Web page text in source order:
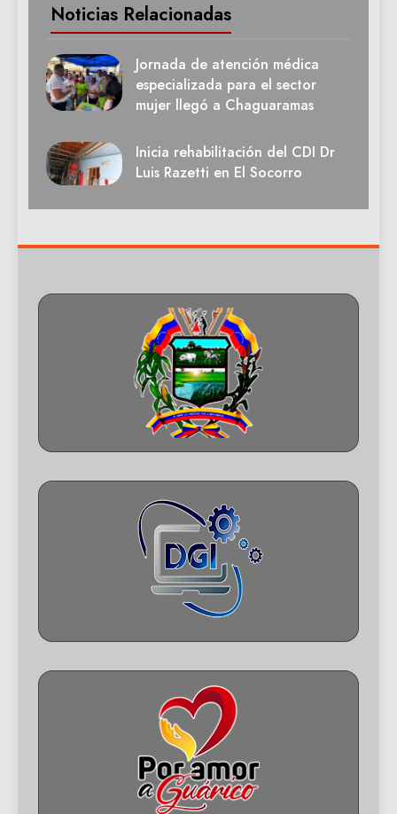
Noticias Relacionadas
Jornada de atención médica
especializada para el sector
mujer llegó a Chaguaramas
Inicia rehabilitación del CDI Dr
Luis Razetti en El Socorro